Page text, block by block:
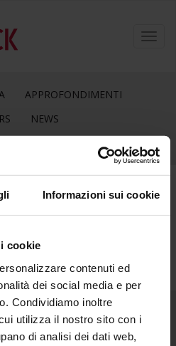
Informazioni sui cookie
cookie
contenuti ed
dei social media e per
Condividiamo inoltre
utilizza il nostro sito con i
di analisi dei dati web,
APPROFONDIMENTI
NEWS
Senaf srl